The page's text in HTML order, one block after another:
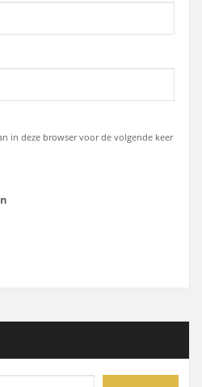
in deze browser voor de volgende keer